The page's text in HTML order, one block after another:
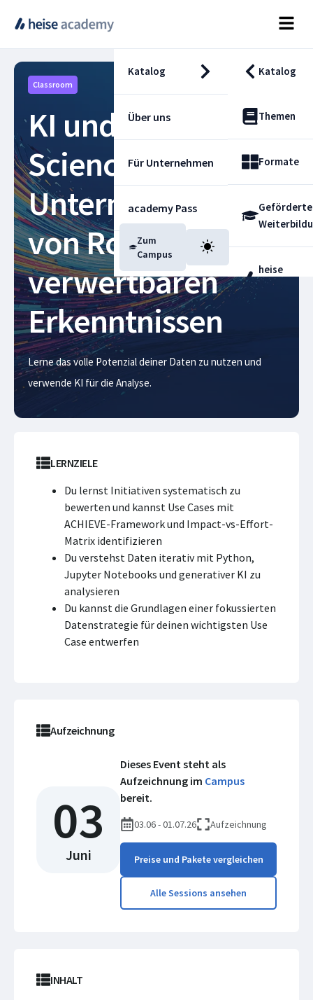
Katalog Katalog
Themen
Formate
Geförderte
heise
Über uns
Für Unternehmen
academy Pass
Blog
Zum
Campus
Classroom
KI und Data
Science im
Unternehmen –
von Rohdaten zu
verwertbaren
Erkenntnissen
Lerne das volle Potenzial deiner Daten zu nutzen und
verwende KI für die Analyse.
LERNZIELE
Du lernst Initiativen systematisch zu
bewerten und kannst Use Cases mit
ACHIEVE-Framework und Impact-vs-Effort-
Matrix identifizieren
Du verstehst Daten iterativ mit Python,
Jupyter Notebooks und generativer KI zu
analysieren
Du kannst die Grundlagen einer fokussierten
Datenstrategie für deinen wichtigsten Use
Case entwerfen
Aufzeichnung
03
Juni
Dieses Event steht als
Aufzeichnung im Campus
bereit.
03.06 - 01.07.26 Aufzeichnung
Preise und Pakete vergleichen
Alle Sessions ansehen
INHALT